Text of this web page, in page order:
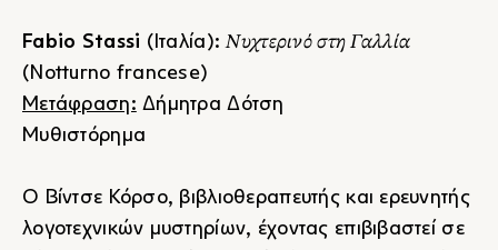
Fabio Stassi (Ιταλία):Νυχτερινό στη Γαλλία
(Notturno francese)
Μετάφραση: Δήμητρα Δότση
Μυθιστόρημα
Ο Βίντσε Κόρσο, βιβλιοθεραπευτής και ερευνητής
λογοτεχνικών μυστηρίων, έχοντας επιβιβαστεί σε